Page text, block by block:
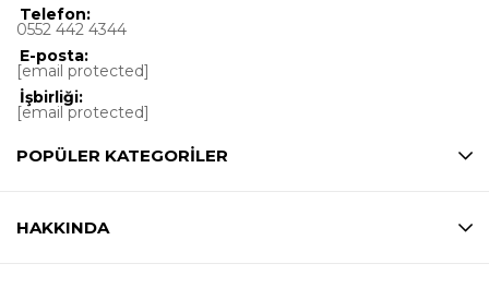
Telefon:
0552 442 4344
E-posta:
[email protected]
İşbirliği:
[email protected]
POPÜLER KATEGORİLER
HAKKINDA